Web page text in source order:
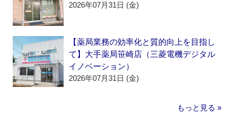
2026年07月31日 (金)
【薬局業務の効率化と質的向上を目指し
て】大手薬局笹崎店（三菱電機デジタル
イノベーション）
2026年07月31日 (金)
もっと見る »